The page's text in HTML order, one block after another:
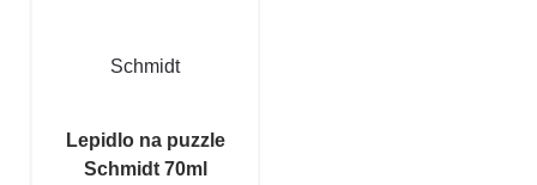
Schmidt
Lepidlo na puzzle
Schmidt 70ml